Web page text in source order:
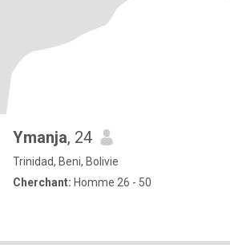
Ymanja, 24
Trinidad, Beni, Bolivie
Cherchant: Homme 26 - 50